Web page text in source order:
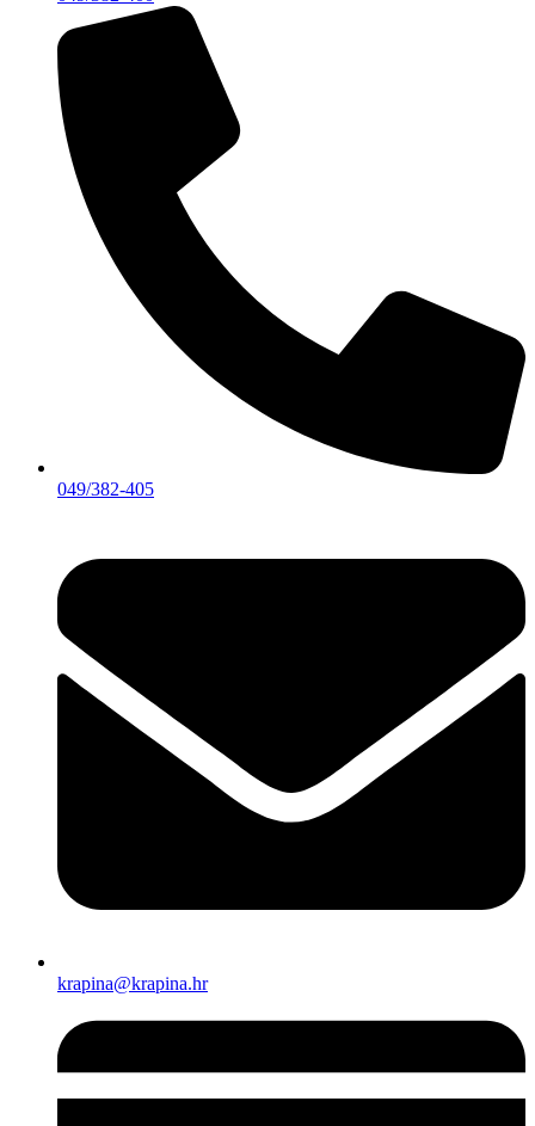
049/382-405
krapina@krapina.hr